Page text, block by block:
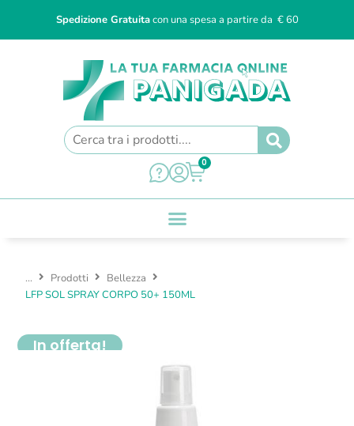
Spedizione Gratuitacon una spesa a partire da € 60
0
... Prodotti
Bellezza
LFP SOL SPRAY CORPO 50+ 150ML
In offerta!